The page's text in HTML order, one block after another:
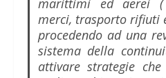
marittimi ed aerei (
merci, trasporto rifiuti
procedendo ad una
sistema della
attivare strategie